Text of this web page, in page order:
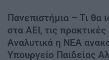
Πανεπιστήμια – Τι θα
στα ΑΕΙ, τις
Αναλυτικά η ΝΕΑ
Υπουργείο Παιδείας